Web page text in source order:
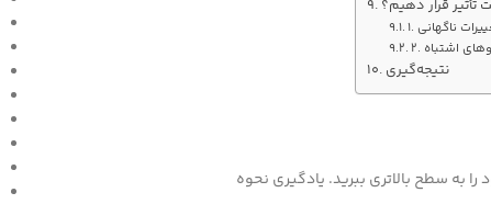
قرار دهیم؟
ناگهانی
اشتباه
نتیجه‌گیری
به سطح بالاتری ببرید. یادگیری نحوه